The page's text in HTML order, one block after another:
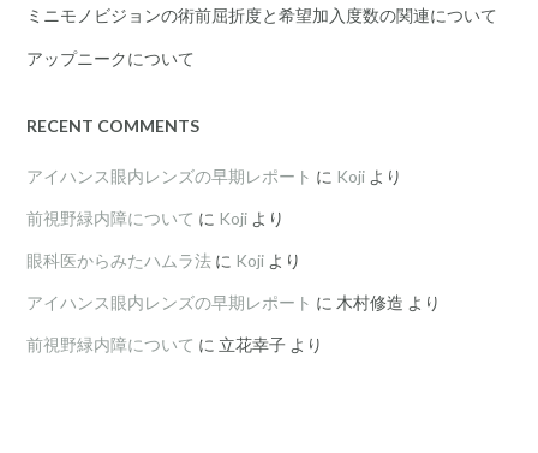
ミニモノビジョンの術前屈折度と希望加入度数の関連について
アップニークについて
RECENT COMMENTS
アイハンス眼内レンズの早期レポート に Koji より
前視野緑内障について に Koji より
眼科医からみたハムラ法 に Koji より
アイハンス眼内レンズの早期レポート に 木村修造 より
前視野緑内障について に 立花幸子 より